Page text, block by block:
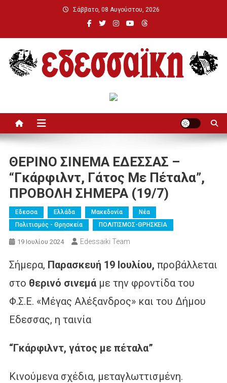
Σάββατο, 08 Αυγούστου, 2026
ΘΕΡΙΝΟ ΣΙΝΕΜΑ ΕΔΕΣΣΑΣ –
“Γκάρφιλντ, Γάτος Με Πέταλα”,
ΠΡΟΒΟΛΗ ΣΗΜΕΡΑ (19/7)
Εδεσσα Ελλάδα Μακεδονία
Νέα
Πολιτισμός - Θρησκεία
ΠΟΛΙΤΙΣΜΟΣ-ΘΡΗΣΚΕΙΑ
19 Ιουλίου 2024 Edessaiki Team
Σήμερα, Παρασκευή 19 Ιουλίου, προβάλλεται
στο θερινό σινεμάμε την φροντίδα του
Φ.Σ.Ε. «Μέγας Αλέξανδρος» και του Δήμου
Εδεσσας, η ταινία
“Γκάρφιλντ, γάτος με πέταλα”
Κινούμενα σχέδια, μεταγλωττισμένη.